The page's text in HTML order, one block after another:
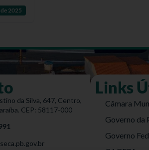
2025
da Silva, 647, Centro,
CEP: 58117-000
Links
Câmara
Governo da
Governo